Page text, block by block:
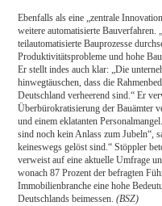
Ebenfalls als eine „zentrale
weitere automatisierte
teilautomatisierte Bauprozesse
Produktivitätsprobleme und hohe
Er stellt indes auch klar: „Die
hinwegtäuschen, dass die
Deutschland verheerend sind.“ Er
Überbürokratisierung der Bauämter
und einem eklatanten
sind noch kein Anlass zum Jubeln“,
keineswegs gelöst sind.“ Stöppler
verweist auf eine aktuelle Umfrage
wonach 87 Prozent der befragten
Immobilienbranche eine hohe
Deutschlands beimessen.(BSZ)